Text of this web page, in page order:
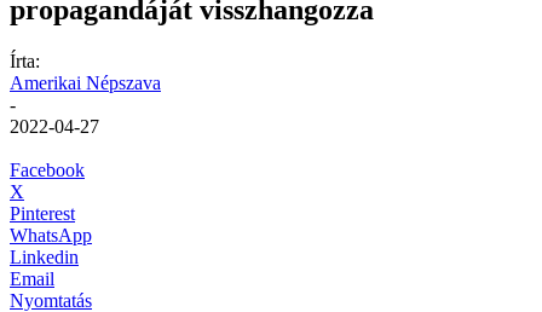
propagandáját visszhangozza
Írta:
Amerikai Népszava
-
2022-04-27
Facebook
X
Pinterest
WhatsApp
Linkedin
Email
Nyomtatás